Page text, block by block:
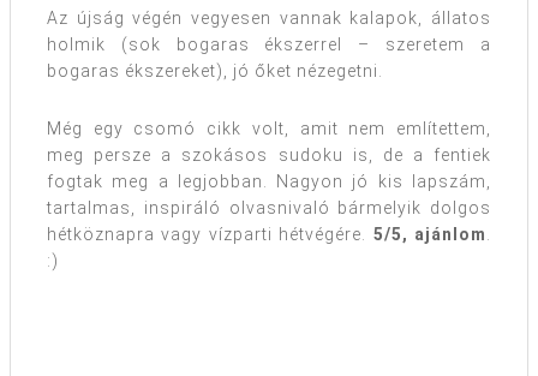
Az újság végén vegyesen vannak kalapok, állatos
holmik (sok bogaras ékszerrel – szeretem a
bogaras ékszereket), jó őket nézegetni.
Még egy csomó cikk volt, amit nem említettem,
meg persze a szokásos sudoku is, de a fentiek
fogtak meg a legjobban. Nagyon jó kis lapszám,
tartalmas, inspiráló olvasnivaló bármelyik dolgos
hétköznapra vagy vízparti hétvégére. 5/5, ajánlom.
:)